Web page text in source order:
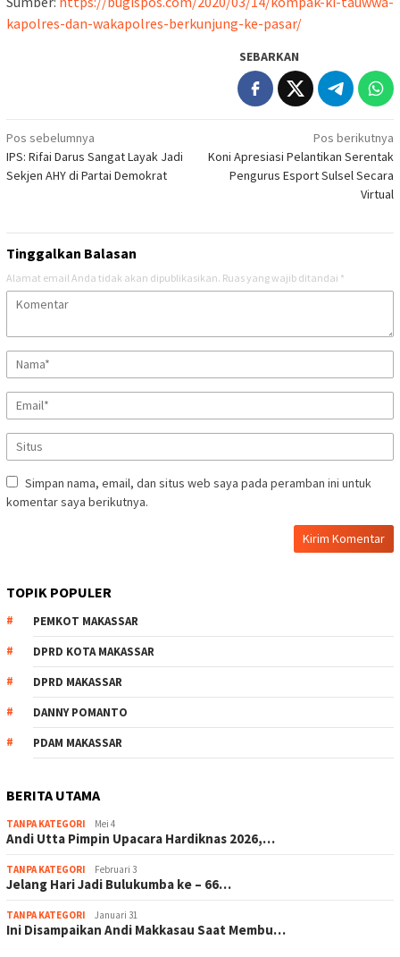
kapolres-dan-wakapolres-berkunjung-ke-pasar/
SEBARKAN
Navigasi
pos
Pos sebelumnya
IPS: Rifai Darus Sangat Layak Jadi
Sekjen AHY di Partai Demokrat
Pos berikutnya
Koni Apresiasi Pelantikan Serentak
Pengurus Esport Sulsel Secara
Virtual
Tinggalkan Balasan
Alamat email Anda tidak akan dipublikasikan. Ruas yang wajib ditandai *
Simpan nama, email, dan situs web saya pada peramban ini untuk
komentar saya berikutnya.
TOPIK POPULER
PEMKOT MAKASSAR
DPRD KOTA MAKASSAR
DPRD MAKASSAR
DANNY POMANTO
PDAM MAKASSAR
BERITA UTAMA
TANPA KATEGORI Mei 4
Andi Utta Pimpin Upacara Hardiknas 2026,…
TANPA KATEGORI Februari 3
Jelang Hari Jadi Bulukumba ke – 66…
TANPA KATEGORI Januari 31
Ini Disampaikan Andi Makkasau Saat Membu…